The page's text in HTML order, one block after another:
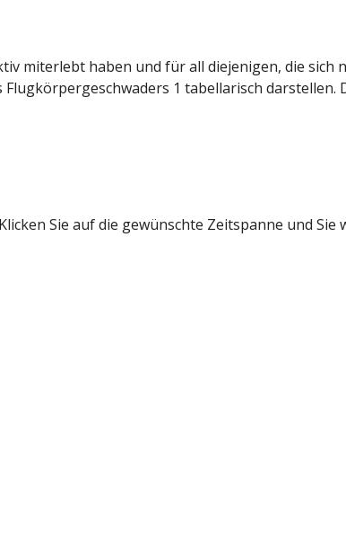
miterlebt haben und für all diejenigen, die
1 tabellarisch
Klicken Sie auf die gewünschte Zeitspanne und Sie